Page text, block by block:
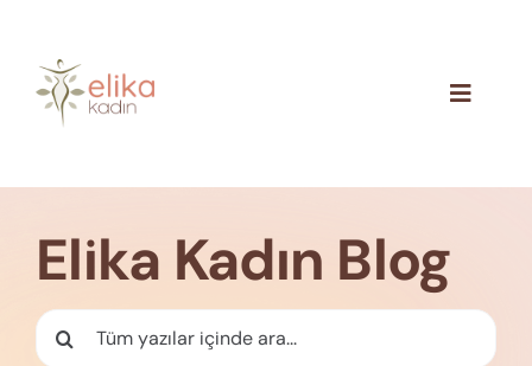
content
Toggle
İletişim
Elika Kadın Blog
Ara: